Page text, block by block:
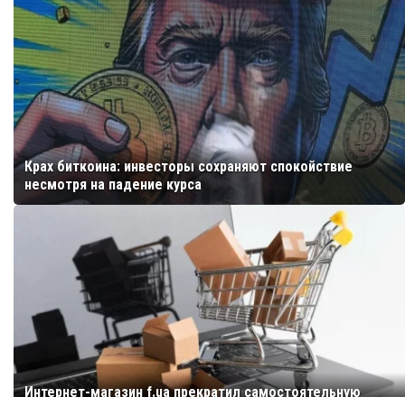
Крах биткоина: инвесторы сохраняют спокойствие
несмотря на падение курса
Интернет-магазин f.ua прекратил самостоятельную